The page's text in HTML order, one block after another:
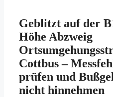
Geblitzt auf der
Höhe Abzweig
Cottbus –
prüfen und
nicht hinnehmen